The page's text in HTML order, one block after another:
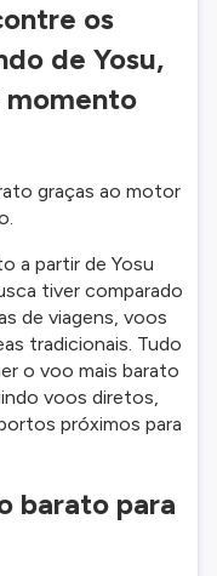
os
de Yosu,
momento
graças ao motor
a partir de Yosu
tiver comparado
de viagens, voos
tradicionais. Tudo
o voo mais barato
voos diretos,
próximos para
barato para